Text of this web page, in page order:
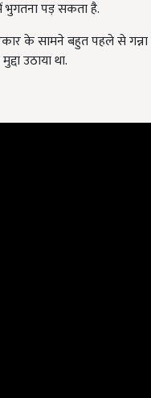
पड़ सकता है.
के सामने बहुत पहले से
उठाया था.